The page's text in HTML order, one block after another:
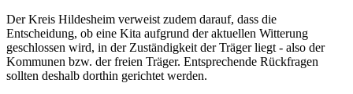
Der Kreis Hildesheim verweist zudem darauf, dass die
Entscheidung, ob eine Kita aufgrund der aktuellen Witterung
geschlossen wird, in der Zuständigkeit der Träger liegt - also der
Kommunen bzw. der freien Träger. Entsprechende Rückfragen
sollten deshalb dorthin gerichtet werden.